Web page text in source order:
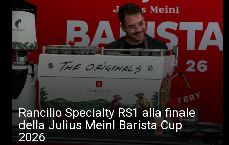
Rancilio Specialty RS1 alla finale
della Julius Meinl Barista Cup
2026